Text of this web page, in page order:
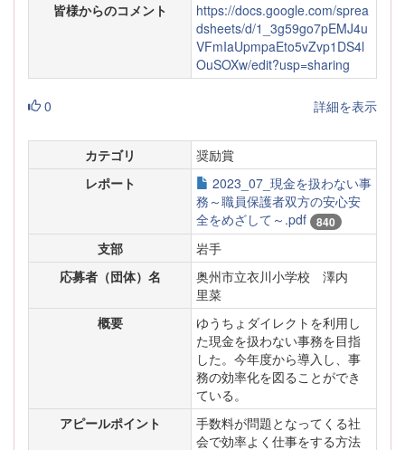
皆様からのコメント
https://docs.google.com/sprea
dsheets/d/1_3g59go7pEMJ4u
VFmIaUpmpaEto5vZvp1DS4l
OuSOXw/edit?usp=sharing
0 詳細を表示
カテゴリ
奨励賞
レポート
2023_07_現金を扱わない事
務～職員保護者双方の安心安
全をめざして～.pdf
840
支部
岩手
応募者（団体）名
奥州市立衣川小学校 澤内
里菜
概要
ゆうちょダイレクトを利用し
た現金を扱わない事務を目指
した。今年度から導入し、事
務の効率化を図ることができ
ている。
アピールポイント
手数料が問題となってくる社
会で効率よく仕事をする方法